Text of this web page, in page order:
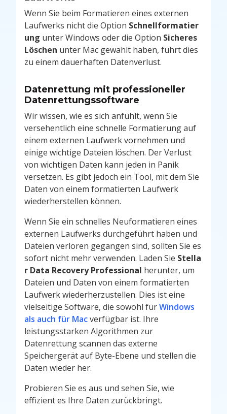
Wenn Sie beim Formatieren eines externen
Laufwerks nicht die Option Schnellformatier
ung unter Windows oder die Option Sicheres
Löschen unter Mac gewählt haben, führt dies
zu einem dauerhaften Datenverlust.
Datenrettung mit professioneller
Datenrettungssoftware
Wir wissen, wie es sich anfühlt, wenn Sie
versehentlich eine schnelle Formatierung auf
einem externen Laufwerk vornehmen und
einige wichtige Dateien löschen. Der Verlust
von wichtigen Daten kann jeden in Panik
versetzen. Es gibt jedoch ein Tool, mit dem Sie
Daten von einem formatierten Laufwerk
wiederherstellen können.
Wenn Sie ein schnelles Neuformatieren eines
externen Laufwerks durchgeführt haben und
Dateien verloren gegangen sind, sollten Sie es
sofort nicht mehr verwenden. Laden Sie Stella
r Data Recovery Professional herunter, um
Dateien und Daten von einem formatierten
Laufwerk wiederherzustellen. Dies ist eine
vielseitige Software, die sowohl fürWindows
als auch für Macverfügbar ist. Ihre
leistungsstarken Algorithmen zur
Datenrettung scannen das externe
Speichergerät auf Byte-Ebene und stellen die
Daten wieder her.
Probieren Sie es aus und sehen Sie, wie
effizient es Ihre Daten zurückbringt.